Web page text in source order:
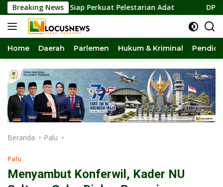
Langsung
ke
konten
Breaking News
2031, Siap Perkuat Pelestarian Adat DPRD Sulteng
Home Daerah Parlemen Hukum & Kriminal
Beranda Palu
Palu
Menyambut Konferwil, Kader NU